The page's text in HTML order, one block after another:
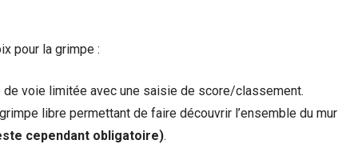
pour la grimpe :
de voie limitée avec une saisie de score/classement.
libre permettant de faire découvrir l’ensemble du mur
cependant obligatoire).